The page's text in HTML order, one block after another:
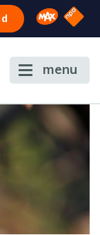
Omroep
NPO
menu